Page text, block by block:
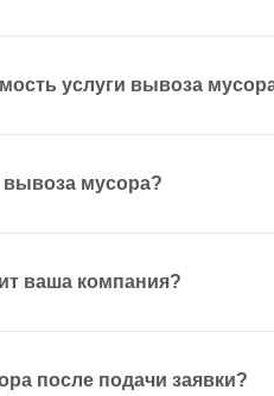
услуги вывоза
вывоза мусора?
ваша компания?
после подачи заявки?